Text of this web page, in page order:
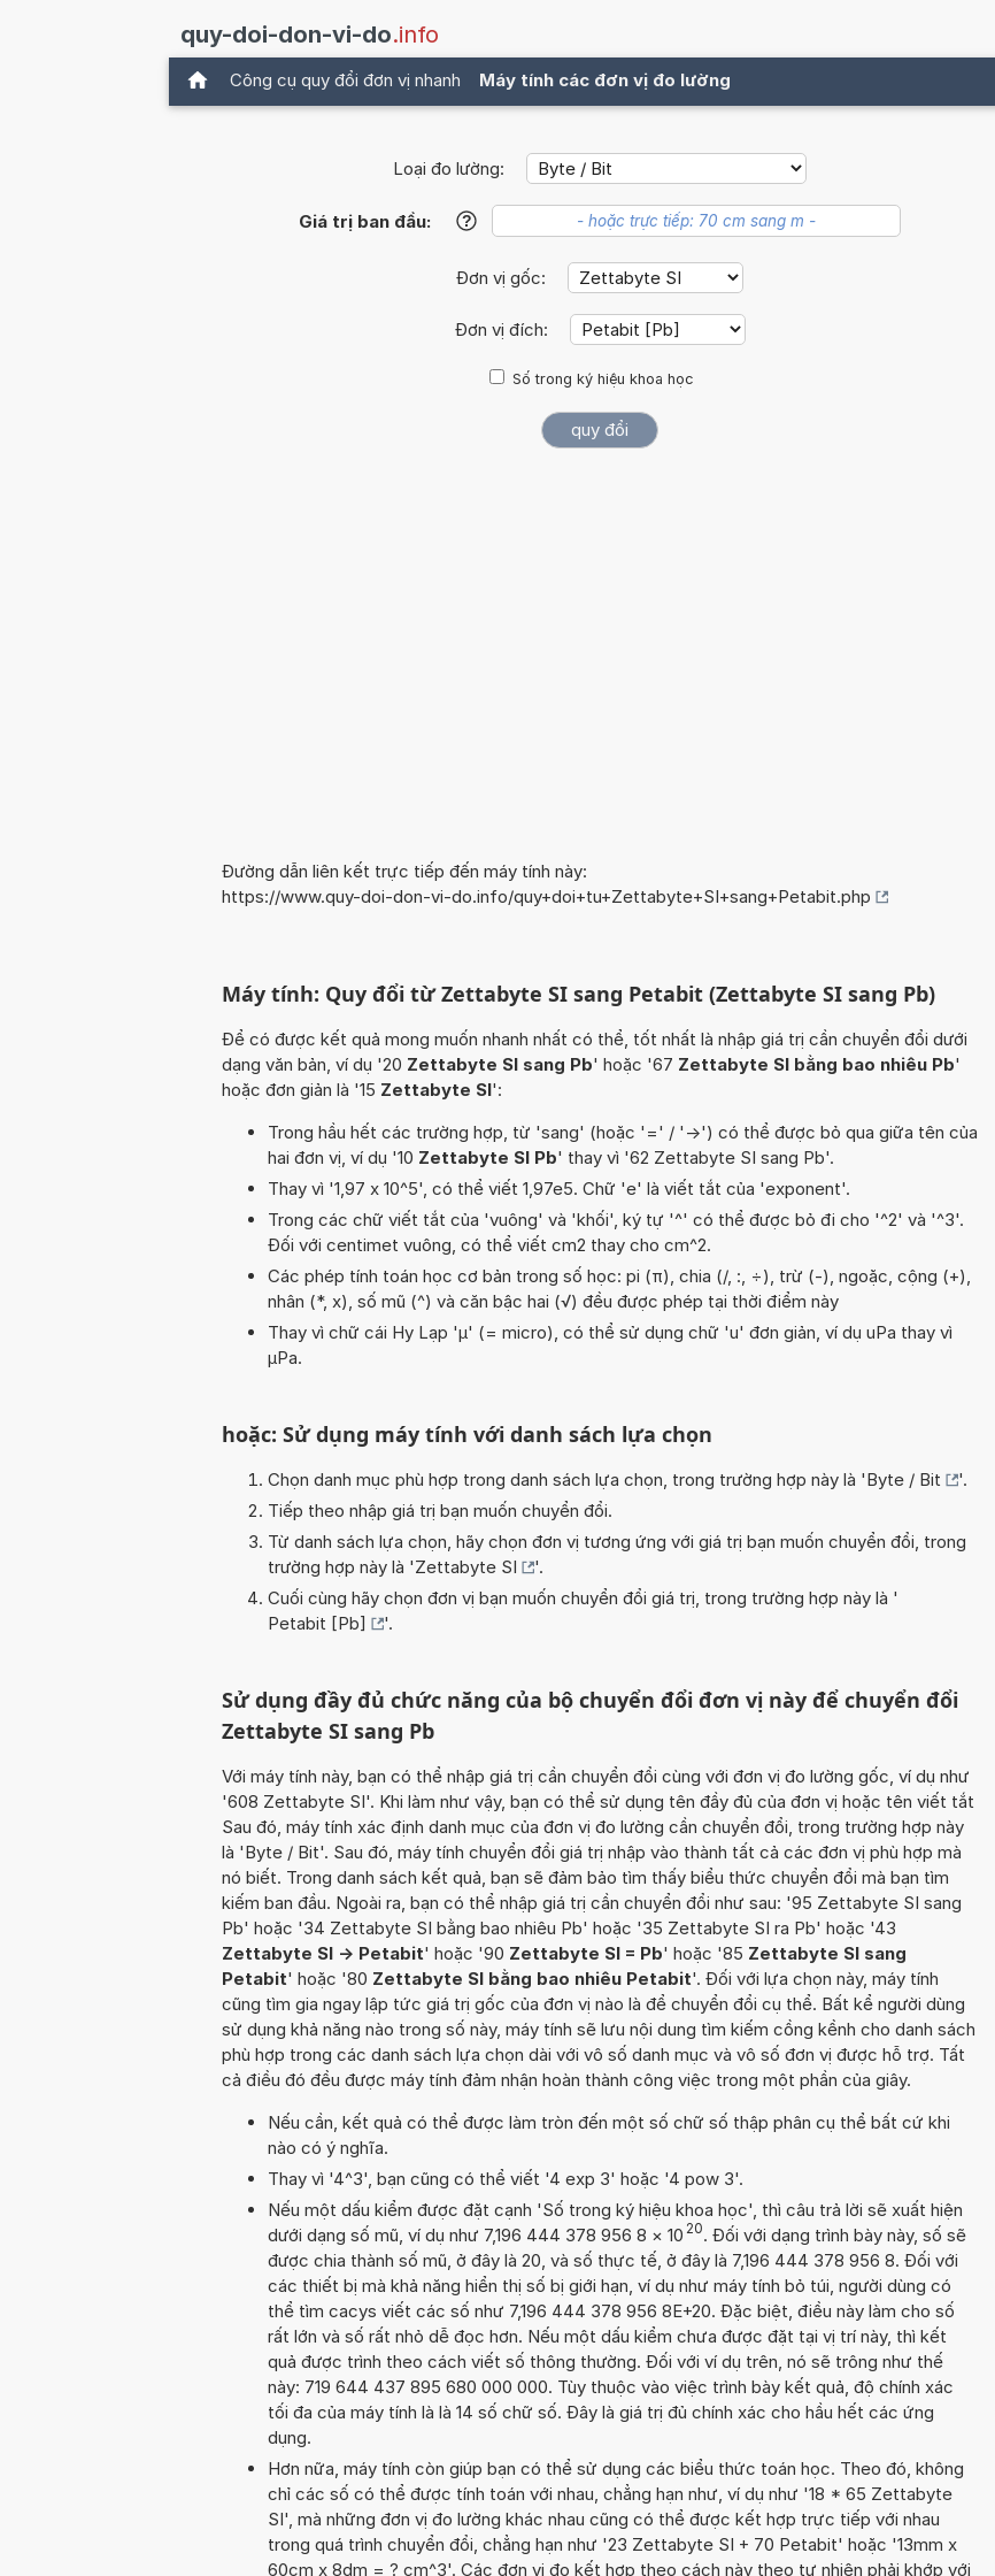
quy-doi-don-vi-do.info
Công cụ quy đổi đơn vị nhanh Máy tính các đơn vị đo lường
Loại đo lường:
Giá trị ban đầu: ?
Đơn vị gốc:
Đơn vị đích:
Số trong ký hiệu khoa học
Đường dẫn liên kết trực tiếp đến máy tính này:
https://www.quy-doi-don-vi-do.info/quy+doi+tu+Zettabyte+SI+sang+Petabit.php
Máy tính: Quy đổi từ Zettabyte SI sang Petabit (Zettabyte SI sang Pb)
Để có được kết quả mong muốn nhanh nhất có thể, tốt nhất là nhập giá trị cần chuyển đổi dưới
dạng văn bản, ví dụ '20 Zettabyte SI sang Pb' hoặc '67 Zettabyte SI bằng bao nhiêu Pb'
hoặc đơn giản là '15 Zettabyte SI':
Trong hầu hết các trường hợp, từ 'sang' (hoặc '=' / '->') có thể được bỏ qua giữa tên của
hai đơn vị, ví dụ '10 Zettabyte SI Pb' thay vì '62 Zettabyte SI sang Pb'.
Thay vì '1,97 x 10^5', có thể viết 1,97e5. Chữ 'e' là viết tắt của 'exponent'.
Trong các chữ viết tắt của 'vuông' và 'khối', ký tự '^' có thể được bỏ đi cho '^2' và '^3'.
Đối với centimet vuông, có thể viết cm2 thay cho cm^2.
Các phép tính toán học cơ bản trong số học: pi (π), chia (/, :, ÷), trừ (-), ngoặc, cộng (+),
nhân (*, x), số mũ (^) và căn bậc hai (√) đều được phép tại thời điểm này
Thay vì chữ cái Hy Lạp 'µ' (= micro), có thể sử dụng chữ 'u' đơn giản, ví dụ uPa thay vì
µPa.
hoặc: Sử dụng máy tính với danh sách lựa chọn
Chọn danh mục phù hợp trong danh sách lựa chọn, trong trường hợp này là 'Byte / Bit
'.
Tiếp theo nhập giá trị bạn muốn chuyển đổi.
Từ danh sách lựa chọn, hãy chọn đơn vị tương ứng với giá trị bạn muốn chuyển đổi, trong
trường hợp này là 'Zettabyte SI
'.
Cuối cùng hãy chọn đơn vị bạn muốn chuyển đổi giá trị, trong trường hợp này là '
Petabit [Pb]
'.
Sử dụng đầy đủ chức năng của bộ chuyển đổi đơn vị này để chuyển đổi
Zettabyte SI sang Pb
Với máy tính này, bạn có thể nhập giá trị cần chuyển đổi cùng với đơn vị đo lường gốc, ví dụ như
'608 Zettabyte SI'. Khi làm như vậy, bạn có thể sử dụng tên đầy đủ của đơn vị hoặc tên viết tắt
Sau đó, máy tính xác định danh mục của đơn vị đo lường cần chuyển đổi, trong trường hợp này
là 'Byte / Bit'. Sau đó, máy tính chuyển đổi giá trị nhập vào thành tất cả các đơn vị phù hợp mà
nó biết. Trong danh sách kết quả, bạn sẽ đảm bảo tìm thấy biểu thức chuyển đổi mà bạn tìm
kiếm ban đầu. Ngoài ra, bạn có thể nhập giá trị cần chuyển đổi như sau: '95 Zettabyte SI sang
Pb' hoặc '34 Zettabyte SI bằng bao nhiêu Pb' hoặc '35 Zettabyte SI ra Pb' hoặc '43
Zettabyte SI -> Petabit' hoặc '90 Zettabyte SI = Pb' hoặc '85 Zettabyte SI sang
Petabit' hoặc '80 Zettabyte SI bằng bao nhiêu Petabit'. Đối với lựa chọn này, máy tính
cũng tìm gia ngay lập tức giá trị gốc của đơn vị nào là để chuyển đổi cụ thể. Bất kể người dùng
sử dụng khả năng nào trong số này, máy tính sẽ lưu nội dung tìm kiếm cồng kềnh cho danh sách
phù hợp trong các danh sách lựa chọn dài với vô số danh mục và vô số đơn vị được hỗ trợ. Tất
cả điều đó đều được máy tính đảm nhận hoàn thành công việc trong một phần của giây.
Nếu cần, kết quả có thể được làm tròn đến một số chữ số thập phân cụ thể bất cứ khi
nào có ý nghĩa.
Thay vì '4^3', bạn cũng có thể viết '4 exp 3' hoặc '4 pow 3'.
Nếu một dấu kiểm được đặt cạnh 'Số trong ký hiệu khoa học', thì câu trả lời sẽ xuất hiện
dưới dạng số mũ, ví dụ như 7,196 444 378 956 8 × 10 20. Đối với dạng trình bày này, số sẽ
được chia thành số mũ, ở đây là 20, và số thực tế, ở đây là 7,196 444 378 956 8. Đối với
các thiết bị mà khả năng hiển thị số bị giới hạn, ví dụ như máy tính bỏ túi, người dùng có
thể tìm cacys viết các số như 7,196 444 378 956 8E+20. Đặc biệt, điều này làm cho số
rất lớn và số rất nhỏ dễ đọc hơn. Nếu một dấu kiểm chưa được đặt tại vị trí này, thì kết
quả được trình theo cách viết số thông thường. Đối với ví dụ trên, nó sẽ trông như thế
này: 719 644 437 895 680 000 000. Tùy thuộc vào việc trình bày kết quả, độ chính xác
tối đa của máy tính là là 14 số chữ số. Đây là giá trị đủ chính xác cho hầu hết các ứng
dụng.
Hơn nữa, máy tính còn giúp bạn có thể sử dụng các biểu thức toán học. Theo đó, không
chỉ các số có thể được tính toán với nhau, chẳng hạn như, ví dụ như '18 * 65 Zettabyte
SI', mà những đơn vị đo lường khác nhau cũng có thể được kết hợp trực tiếp với nhau
trong quá trình chuyển đổi, chẳng hạn như '23 Zettabyte SI + 70 Petabit' hoặc '13mm x
60cm x 8dm = ? cm^3'. Các đơn vị đo kết hợp theo cách này theo tự nhiên phải khớp với